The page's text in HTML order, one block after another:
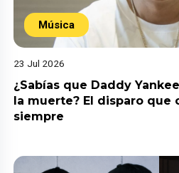
Música
23 Jul 2026
¿Sabías que Daddy
la muerte? El disparo que
siempre